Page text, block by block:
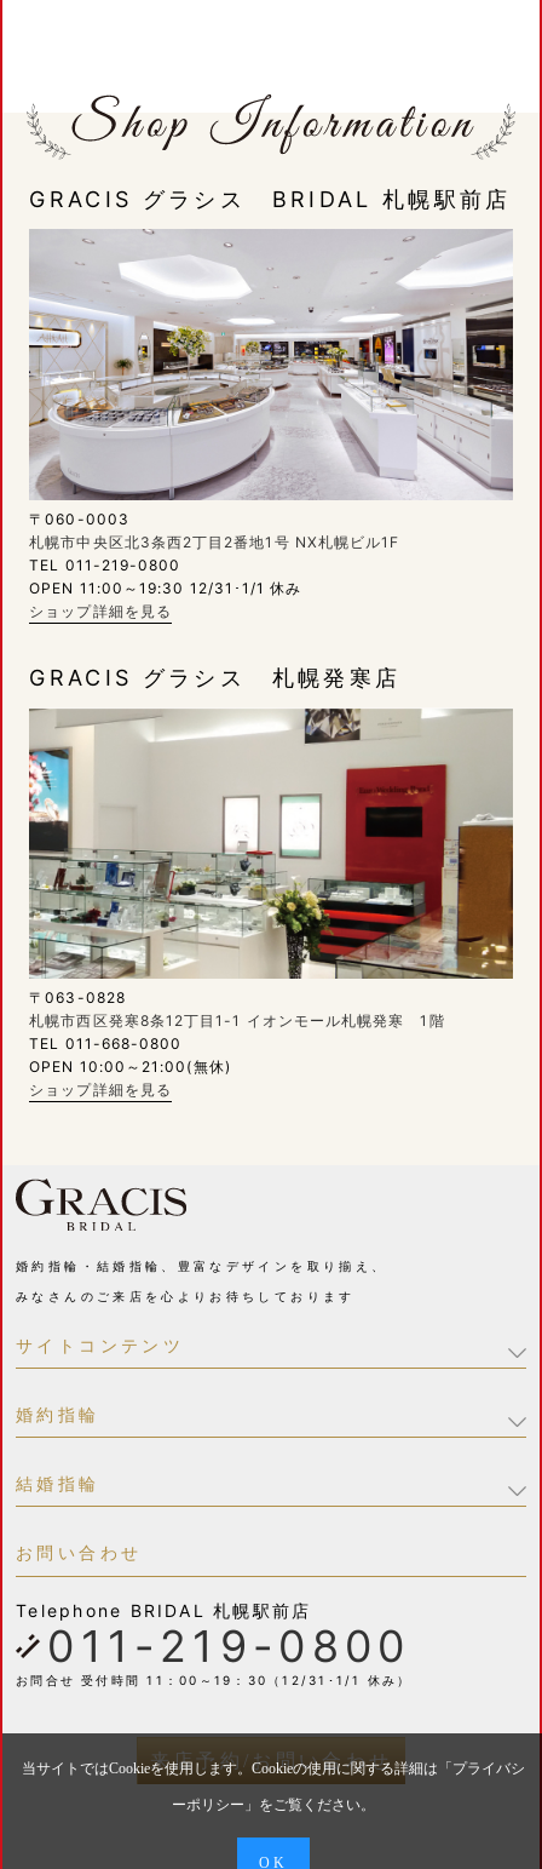
GRACIS グラシス BRIDAL 札幌駅前店
〒060-0003
札幌市中央区北3条西2丁目2番地1号 NX札幌ビル1F
TEL 011-219-0800
OPEN 11:00～19:30 12/31･1/1 休み
ショップ詳細を見る
GRACIS グラシス 札幌発寒店
〒063-0828
札幌市西区発寒8条12丁目1-1 イオンモール札幌発寒 1階
TEL 011-668-0800
OPEN 10:00～21:00(無休)
ショップ詳細を見る
婚約指輪・結婚指輪、豊富なデザインを取り揃え、
みなさんのご来店を心よりお待ちしております
サイトコンテンツ
婚約指輪
結婚指輪
お問い合わせ
Telephone BRIDAL 札幌駅前店
011-219-0800
お問合せ 受付時間 11：00～19：30（12/31･1/1 休み）
来店予約/お問い合わせ
当サイトではCookieを使用します。Cookieの使用に関する詳細は「 プライバシ
ーポリシー 」をご覧ください。
OK